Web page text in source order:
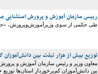
رییس سازمان آموزش و پرورش
طی حکمی از سوی وزیرآموزش‌وپرورش،
توزیع بیش از هزار تبلت بین دانش‌آموزان
معاون وزیر و رئیس سازمان آموزش و پرورش
بین دانش‌آموزان کم‌برخوردار استان‌ها توزیع